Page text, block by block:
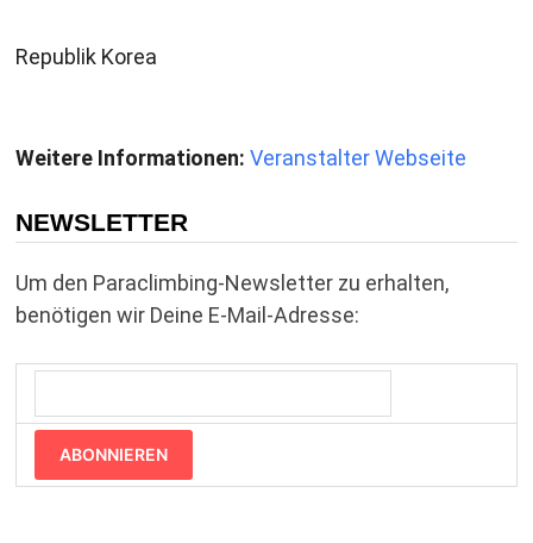
Republik Korea
Weitere Informationen: Veranstalter Webseite
NEWSLETTER
Um den Paraclimbing-Newsletter zu erhalten,
benötigen wir Deine E-Mail-Adresse:
ABONNIEREN